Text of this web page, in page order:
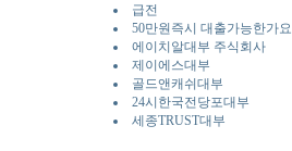
급전
50만원즉시 대출가능한가요
에이치알대부 주식회사
제이에스대부
골드앤캐쉬대부
24시한국전당포대부
세종TRUST대부